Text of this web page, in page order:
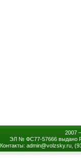
2007
ЭЛ № ФС77-57666 выдано
Контакты: admin@volzsky.ru,